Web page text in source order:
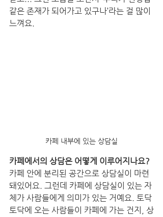
같은 존재가 되어가고 있구나’라는 걸 많이
느껴요.
카페 내부에 있는 상담실
카페에서의 상담은 어떻게 이루어지나요?
카페 안에 분리된 공간으로 상담실이 마련
돼있어요. 그런데 카페에 상담실이 있는 자
체가 사람들에게 의미가 있는 거예요. 토닥
토닥에 오는 사람들이 카페에 가는 건지, 상